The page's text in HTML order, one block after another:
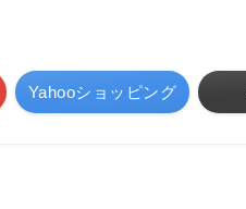
Yahooショッピング